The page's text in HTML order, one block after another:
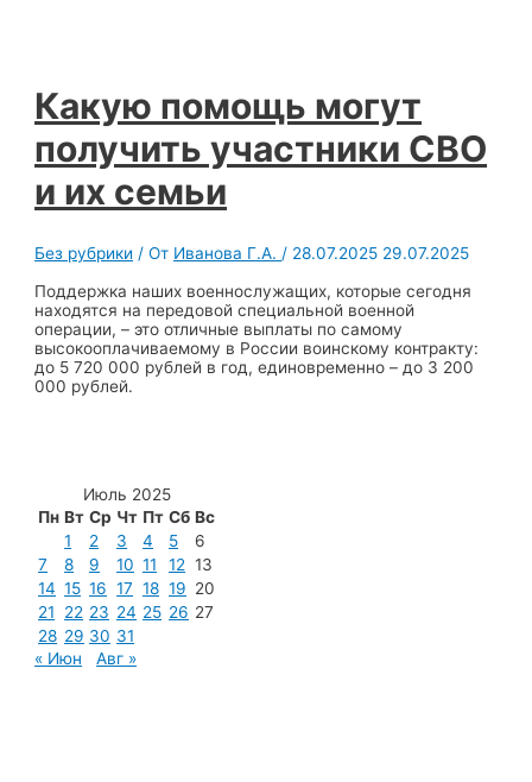
Какую помощь могут
получить участники СВО
и их семьи
Без рубрики / От Иванова Г.А. / 28.07.2025 29.07.2025
Поддержка наших военнослужащих, которые сегодня
находятся на передовой специальной военной
операции, – это отличные выплаты по самому
высокооплачиваемому в России воинскому контракту:
до 5 720 000 рублей в год, единовременно – до 3 200
000 рублей.
Июль 2025
Пн Вт Ср Чт Пт Сб Вс
1
2 3 4 5
6
7
8 9 10 11 12 13
14 15 16 17 18 19 20
21
22 23 24 25 26 27
28 29 30 31
« Июн
Авг »